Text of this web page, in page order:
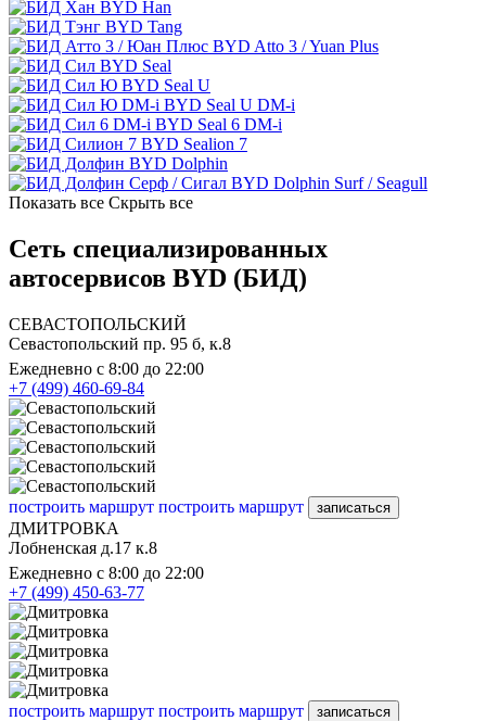
BYD Han
BYD Tang
BYD Atto 3 / Yuan Plus
BYD Seal
BYD Seal U
BYD Seal U DM-i
BYD Seal 6 DM-i
BYD Sealion 7
BYD Dolphin
BYD Dolphin Surf / Seagull
Показать все Скрыть все
Сеть специализированных
автосервисов BYD (БИД)
СЕВАСТОПОЛЬСКИЙ
Севастопольский пр. 95 б, к.8
Ежедневно с 8:00 до 22:00
+7 (499) 460-69-84
построить маршрут построить маршрут записаться
ДМИТРОВКА
Лобненская д.17 к.8
Ежедневно с 8:00 до 22:00
+7 (499) 450-63-77
построить маршрут построить маршрут записаться